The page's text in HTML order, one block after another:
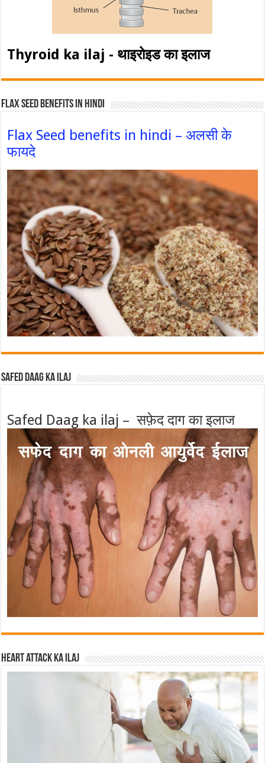
Thyroid ka ilaj - थाइरोइड का इलाज
Flax Seed Benefits in hindi
Flax Seed benefits in hindi – अलसी के
फायदे
Safed Daag ka ilaj
Safed Daag ka ilaj – सफ़ेद दाग का इलाज
Heart attack ka ilaj